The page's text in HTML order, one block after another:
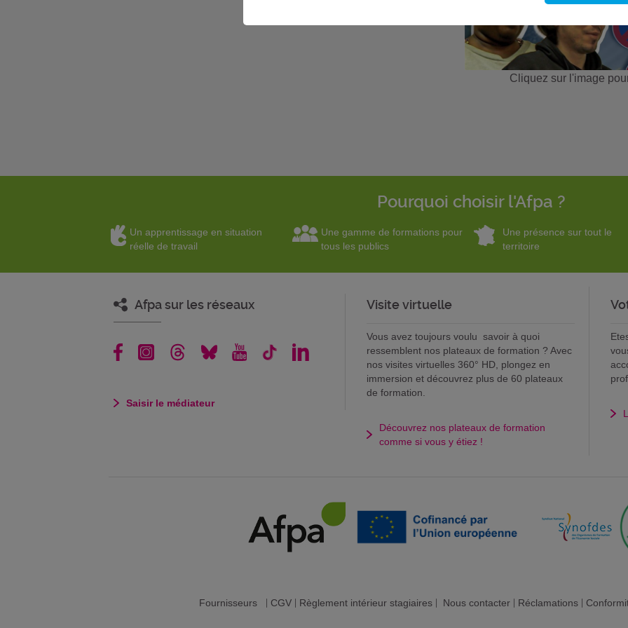
Cliquez sur l'image
Pourquoi choisir l'Afpa ?
Un apprentissage en situation
réelle de travail
Une gamme de formations pour
tous les publics
Une présence sur tout le
territoire
Afpa sur les réseaux
Saisir le médiateur
Visite virtuelle
Vous avez toujours voulu savoir à quoi
ressemblent nos plateaux de formation ? Avec
nos visites virtuelles 360° HD, plongez en
immersion et découvrez plus de 60 plateaux
de formation.
Découvrez nos plateaux de formation
comme si vous y étiez !
Fournisseurs CGV Règlement intérieur stagiaires Nous contacter Réclamations